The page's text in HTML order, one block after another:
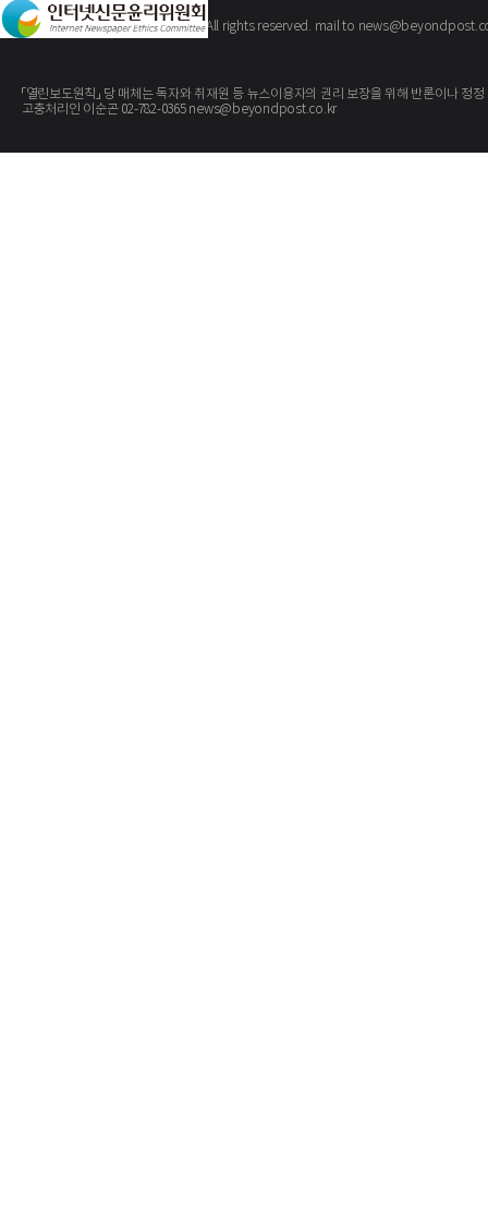
Copyright ©The BeyondPost. All rights reserved. mail to
「열린보도원칙」 당 매체는 독자와 취재원 등 뉴스이용자의 권리 보장을 위해 반론이나
고충처리인 이순곤 02-782-0365 news@beyondpost.co.kr